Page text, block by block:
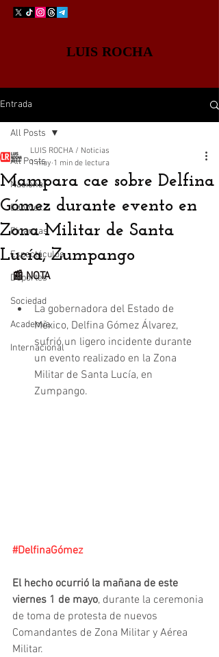
LUIS ROCHA
Entrada
All Posts
Nacional
Edomex
Finanzas
Espectáculos
Deportes
Sociedad
Academia
Internacional
All Posts
Mampara cae sobre Delfina
Gómez durante evento en
Zona Militar de Santa
Lucía, Zumpango
LUIS ROCHA / Noticias
1 may 1 min de lectura
📰 NOTA
La gobernadora del Estado de
México, Delfina Gómez Álvarez,
sufrió un ligero incidente durante
un evento realizado en la Zona
Militar de Santa Lucía, en
Zumpango.
#DelfinaGómez
El hecho ocurrió la mañana de este
viernes 1 de mayo, durante la ceremonia
de toma de protesta de nuevos
Comandantes de Zona Militar y Aérea
Militar.